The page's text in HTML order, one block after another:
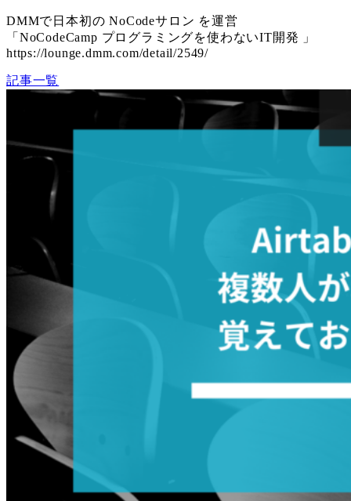
DMMで日本初の NoCodeサロン を運営
「NoCodeCamp プログラミングを使わないIT開発 」
https://lounge.dmm.com/detail/2549/
記事一覧